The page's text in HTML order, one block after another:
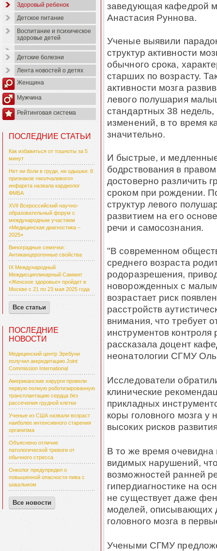
Здоровый ребенок
Детское питание
Воспитание и психическое
здоровье детей
Детские болезни
Лента новостей о детях
Женщина
Мужчина
Рейтинговая система
ПОСЛЕДНИЕ СТАТЬИ
Как избавиться от тошноты за 5
минут
Нет ни боли в груди, ни одышки: 8
признаков «молчаливого»
инфаркта назвала кардиолог
ФМБА
XVII Всероссийский научно-
образовательный форум с
международным участием
«Медицинская диагностика –
2025»
Виноградные семечки:
Антиканцерогенные свойства
IX Международный
Междисциплинарный Саммит
«Женское здоровье» пройдет в
Москве с 21 по 23 мая 2025 года
Все статьи
ПОСЛЕДНИЕ
НОВОСТИ
Медицинский центр Эребуни
получил аккредитацию Joint
Commission International
Американские хирурги провели
первую полную роботизированную
трансплантацию сердца без
рассечения грудной клетки
Ученые из США назвали возраст
наиболее интенсивного старения
организма
Объяснено отличие
патологической тревоги от
обычного стресса
Онколог предупредил о
повышенной опасности пива с
шашлыком
Все новости
заведующая кафедрой
Анастасия Руннова.
Ученые выявили
структур активности
обычного срока,
старших по возрасту.
активности мозга
левого полушария
стандартных 38 недель,
изменений, в то время
значительно.
И быстрые, и
бодрствования в
достоверно различить
сроком при рождении.
структур левого
развитием на его
речи и самосознания.
"В современном
среднего возраста
родоразрешения,
новорожденных с
возрастает риск
расстройств
внимания, что требует
инструментов контроля
рассказала доцент
неонатологии СГМУ
Исследователи
клинические
прикладных
коры головного мозга
высоких рисков
В то же время очевидна
видимых нарушений,
возможностей ранней
гипердиагностике на
не существует даже
моделей, описывающих
головного мозга в
Учеными СГМУ